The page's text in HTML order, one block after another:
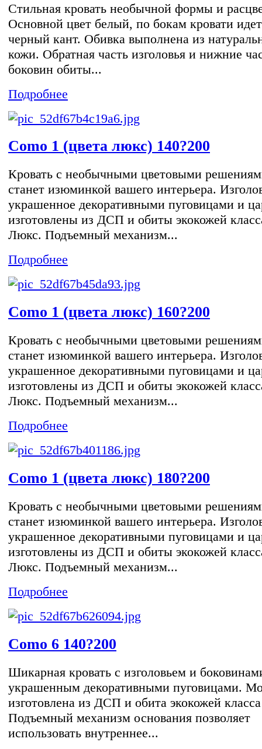
Стильная кровать необычной формы и
Основной цвет белый, по бокам кровати идет
черный кант. Обивка выполнена из
кожи. Обратная часть изголовья и нижние
боковин обиты...
Подробнее
Como 1 (цвета люкс) 140?200
Кровать с необычными цветовыми
станет изюминкой вашего интерьера.
украшенное декоративными пуговицами и
изготовлены из ДСП и обиты экокожей
Люкс. Подъемный механизм...
Подробнее
Como 1 (цвета люкс) 160?200
Кровать с необычными цветовыми
станет изюминкой вашего интерьера.
украшенное декоративными пуговицами и
изготовлены из ДСП и обиты экокожей
Люкс. Подъемный механизм...
Подробнее
Como 1 (цвета люкс) 180?200
Кровать с необычными цветовыми
станет изюминкой вашего интерьера.
украшенное декоративными пуговицами и
изготовлены из ДСП и обиты экокожей
Люкс. Подъемный механизм...
Подробнее
Como 6 140?200
Шикарная кровать с изголовьем и
украшенным декоративными пуговицами.
изготовлена из ДСП и обита экокожей
Подъемный механизм основания позволяет
использовать внутреннее...